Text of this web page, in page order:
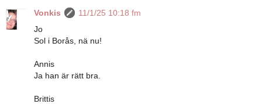
Vonkis
11/1/25 10:18 fm
Jo
Sol i Borås, nä nu!
Annis
Ja han är rätt bra.
Brittis